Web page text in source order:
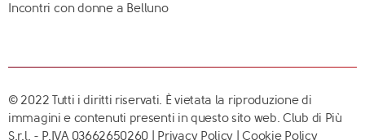
Incontri con donne a Belluno
© 2022 Tutti i diritti riservati. È vietata la riproduzione di
immagini e contenuti presenti in questo sito web. Club di Più
S.r.l. - P.IVA 03662650260 | Privacy Policy |Cookie Policy